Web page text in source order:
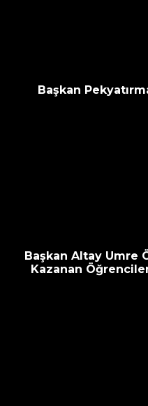
Başkan
Başkan Altay Umre
Kazanan